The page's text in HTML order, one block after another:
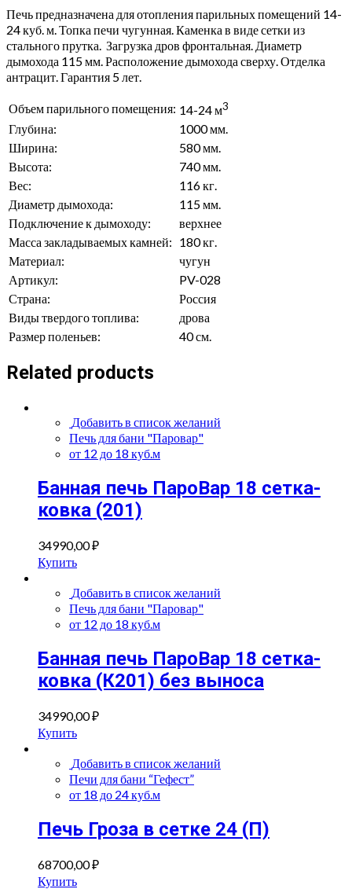
Печь предназначена для отопления парильных помещений 14-
24 куб. м Топка печи чугунная. Каменка в виде сетки из
стального прутка. Загрузка дров фронтальная. Диаметр
дымохода 115 мм. Расположение дымохода сверху. Отделка
антрацит. Гарантия 5 лет.
Объем парильного помещения: 14-24 м3
Глубина:
1000 мм.
Ширина:
580 мм.
Высота:
740 мм.
Вес:
116 кг.
Диаметр дымохода:
115 мм.
Подключение к дымоходу:
верхнее
Масса закладываемых камней: 180 кг.
Материал:
чугун
Артикул:
PV-028
Страна:
Россия
Виды твердого топлива:
дрова
Размер поленьев:
40 см.
Related products
Добавить в список желаний
Печь для бани "Паровар"
от 12 до 18 куб.м
Банная печь ПароВар 18 сетка-
ковка (201)
34990,00₽
Купить
Добавить в список желаний
Печь для бани "Паровар"
от 12 до 18 куб.м
Банная печь ПароВар 18 сетка-
ковка (К201) без выноса
34990,00₽
Купить
Добавить в список желаний
Печи для бани “Гефест”
от 18 до 24 куб.м
Печь Гроза в сетке 24 (П)
68700,00₽
Купить